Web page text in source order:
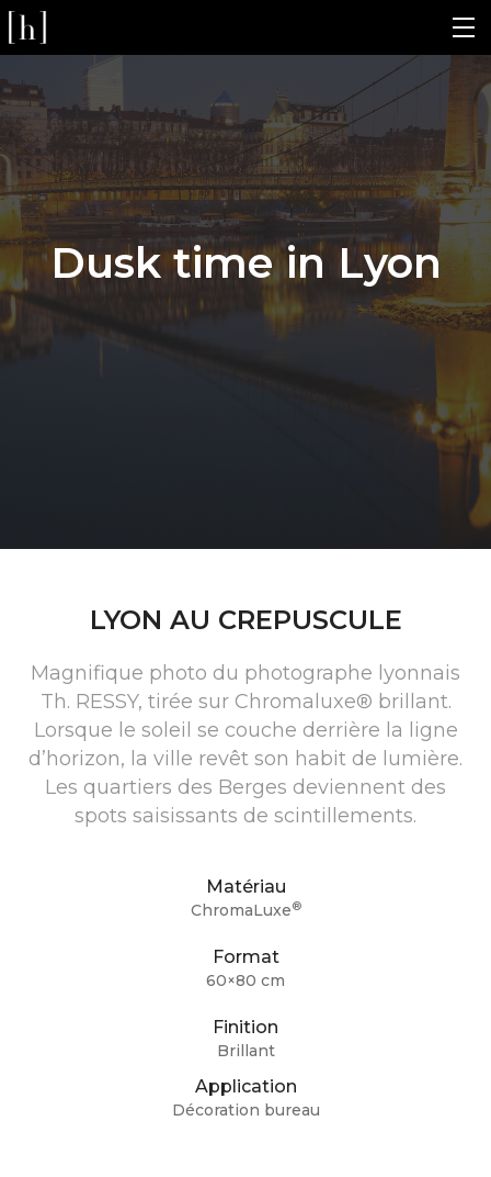
Dusk time in Lyon
LYON AU CREPUSCULE
Magnifique photo du photographe lyonnais
Th. RESSY, tirée sur Chromaluxe® brillant.
Lorsque le soleil se couche derrière la ligne
d’horizon, la ville revêt son habit de lumière.
Les quartiers des Berges deviennent des
spots saisissants de scintillements.
Matériau
ChromaLuxe®
Format
60×80 cm
Finition
Brillant
Application
Décoration bureau